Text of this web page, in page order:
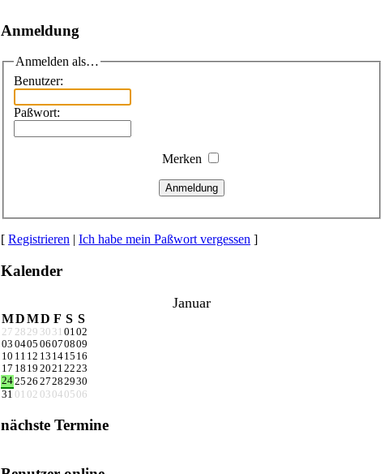
Anmeldung
Anmelden als…
Benutzer:
Paßwort:
Merken
Anmeldung
[ Registrieren | Ich habe mein Paßwort vergessen ]
Kalender
Januar
MDMD F S S
27 28 29 30 31 0102
03 0405 06070809
10 11 12 13 1415 16
17 18 19 20212223
242526 27282930
31 01 02 03 04 05 06
nächste Termine